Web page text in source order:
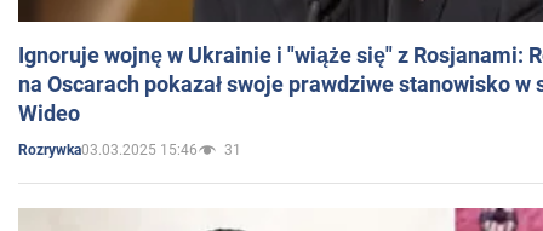
Ignoruje wojnę w Ukrainie i "wiąże się" z Rosjanami:
na Oscarach pokazał swoje prawdziwe stanowisko w
Wideo
Rozrywka03.03.2025 15:46 31